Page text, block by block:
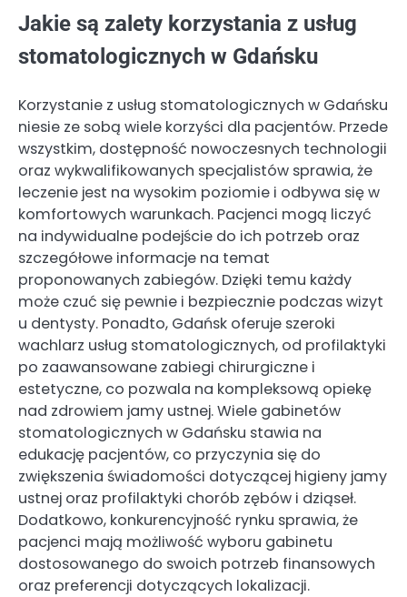
Jakie są zalety korzystania z usług
stomatologicznych w Gdańsku
Korzystanie z usług stomatologicznych w Gdańsku
niesie ze sobą wiele korzyści dla pacjentów. Przede
wszystkim, dostępność nowoczesnych technologii
oraz wykwalifikowanych specjalistów sprawia, że
leczenie jest na wysokim poziomie i odbywa się w
komfortowych warunkach. Pacjenci mogą liczyć
na indywidualne podejście do ich potrzeb oraz
szczegółowe informacje na temat
proponowanych zabiegów. Dzięki temu każdy
może czuć się pewnie i bezpiecznie podczas wizyt
u dentysty. Ponadto, Gdańsk oferuje szeroki
wachlarz usług stomatologicznych, od profilaktyki
po zaawansowane zabiegi chirurgiczne i
estetyczne, co pozwala na kompleksową opiekę
nad zdrowiem jamy ustnej. Wiele gabinetów
stomatologicznych w Gdańsku stawia na
edukację pacjentów, co przyczynia się do
zwiększenia świadomości dotyczącej higieny jamy
ustnej oraz profilaktyki chorób zębów i dziąseł.
Dodatkowo, konkurencyjność rynku sprawia, że
pacjenci mają możliwość wyboru gabinetu
dostosowanego do swoich potrzeb finansowych
oraz preferencji dotyczących lokalizacji.